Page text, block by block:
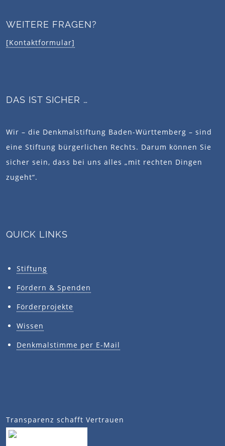
WEITERE FRAGEN?
[Kontaktformular]
DAS IST SICHER …
Wir – die Denkmalstiftung Baden-Württemberg – sind
eine Stiftung bürgerlichen Rechts. Darum können Sie
sicher sein, dass bei uns alles „mit rechten Dingen
zugeht“.
QUICK LINKS
Stiftung
Fördern & Spenden
Förderprojekte
Wissen
Denkmalstimme per E-Mail
Transparenz schafft Vertrauen